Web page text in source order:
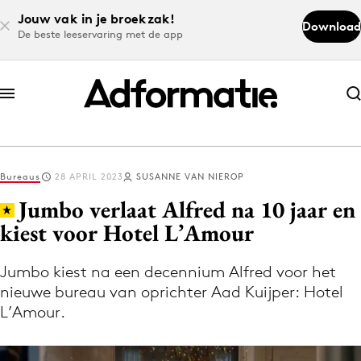
Jouw vak in je broekzak!
De beste leeservaring met de app
Download
Abonneer nu
Abonneer nu
Log in
Volg het laatste nieuws via de Adformatie
Nieuws app
Bureaus 28 APRIL 2023 SUSANNE VAN NIEROP
Jumbo verlaat Alfred na 10 jaar en
kiest voor Hotel L’Amour
Jumbo kiest na een decennium Alfred voor het
nieuwe bureau van oprichter Aad Kuijper: Hotel
L’Amour.